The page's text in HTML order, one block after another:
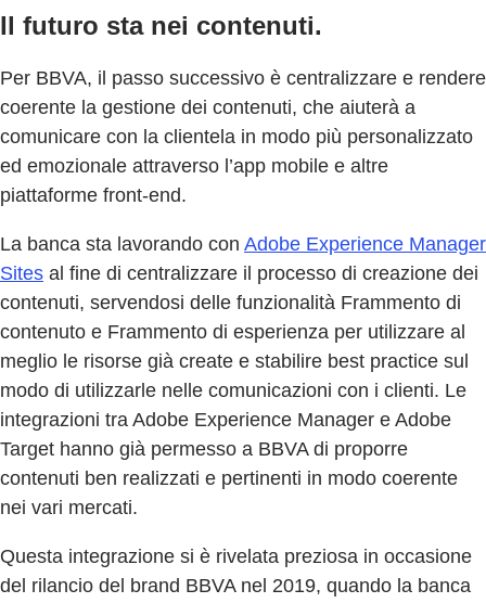
Il futuro sta nei contenuti.
Per BBVA, il passo successivo è centralizzare e rendere
coerente la gestione dei contenuti, che aiuterà a
comunicare con la clientela in modo più personalizzato
ed emozionale attraverso l’app mobile e altre
piattaforme front-end.
La banca sta lavorando con Adobe Experience Manager
Sites al fine di centralizzare il processo di creazione dei
contenuti, servendosi delle funzionalità Frammento di
contenuto e Frammento di esperienza per utilizzare al
meglio le risorse già create e stabilire best practice sul
modo di utilizzarle nelle comunicazioni con i clienti. Le
integrazioni tra Adobe Experience Manager e Adobe
Target hanno già permesso a BBVA di proporre
contenuti ben realizzati e pertinenti in modo coerente
nei vari mercati.
Questa integrazione si è rivelata preziosa in occasione
del rilancio del brand BBVA nel 2019, quando la banca